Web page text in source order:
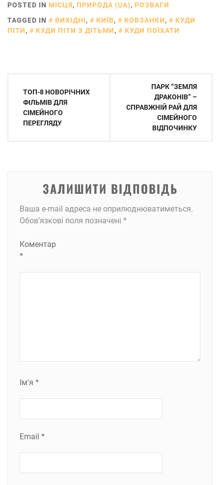
POSTED IN МІСЦЯ, ПРИРОДА (UA), РОЗВАГИ
TAGGED IN
ВИХІДНІ, КИЇВ, КОВЗАНКИ,
КУДИ
ПІТИ, КУДИ ПІТИ З ДІТЬМИ, КУДИ ПОЇХАТИ
записів
ТОП-8 НОВОРІЧНИХ
ФІЛЬМІВ ДЛЯ
СІМЕЙНОГО
ПЕРЕГЛЯДУ
ПАРК “ЗЕМЛЯ
ДРАКОНІВ” –
СПРАВЖНІЙ РАЙ ДЛЯ
СІМЕЙНОГО
ВІДПОЧИНКУ
ЗАЛИШИТИ ВІДПОВІДЬ
Ваша e-mail адреса не оприлюднюватиметься.
Обов’язкові поля позначені *
Коментар
*
Ім'я *
Email *